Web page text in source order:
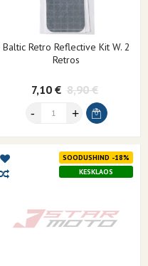
Baltic Retro Reflective Kit W. 2
Retros
7,10 € 8,90 €
SOODUSHIND -18%
KESKLAOS